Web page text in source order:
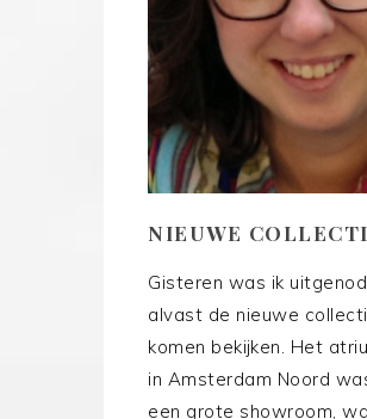
NIEUWE
Gisteren was ik
alvast de nieuwe
komen bekijken. Het
in Amsterdam Noord
een grote showroom,